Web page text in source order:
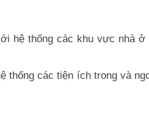
hệ thống các khu vực nhà ở
các tiện ích trong và